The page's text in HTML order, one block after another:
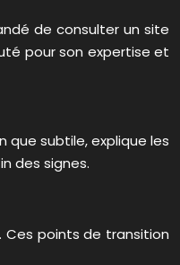
de consulter un site
pour son expertise et
que subtile, explique les
des signes.
Ces points de transition